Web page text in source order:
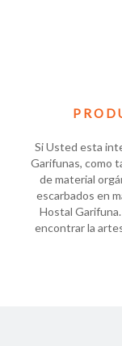
Si Usted esta
Garifunas, como
de material
escarbados en
Hostal
encontrar la